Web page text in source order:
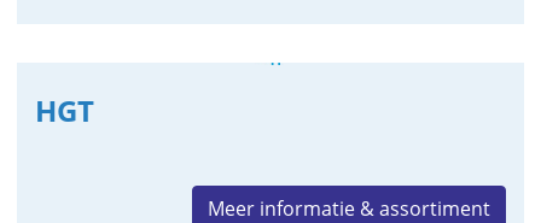
HGT
Meer informatie & assortiment